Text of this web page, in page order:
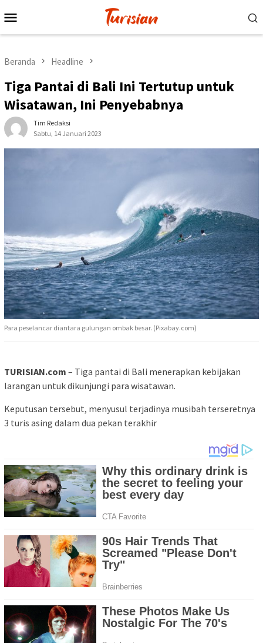
ke
Mobile
Beranda Headline
Tiga Pantai di Bali Ini Tertutup untuk
Wisatawan, Ini Penyebabnya
Tim Redaksi
Sabtu, 14 Januari 2023
Para peselancar diantara gulungan ombak besar. (Pixabay.com)
TURISIAN.com – Tiga pantai di Bali menerapkan kebijakan
larangan untuk dikunjungi para wisatawan.
Keputusan tersebut, menyusul terjadinya musibah terseretnya
3 turis asing dalam dua pekan terakhir